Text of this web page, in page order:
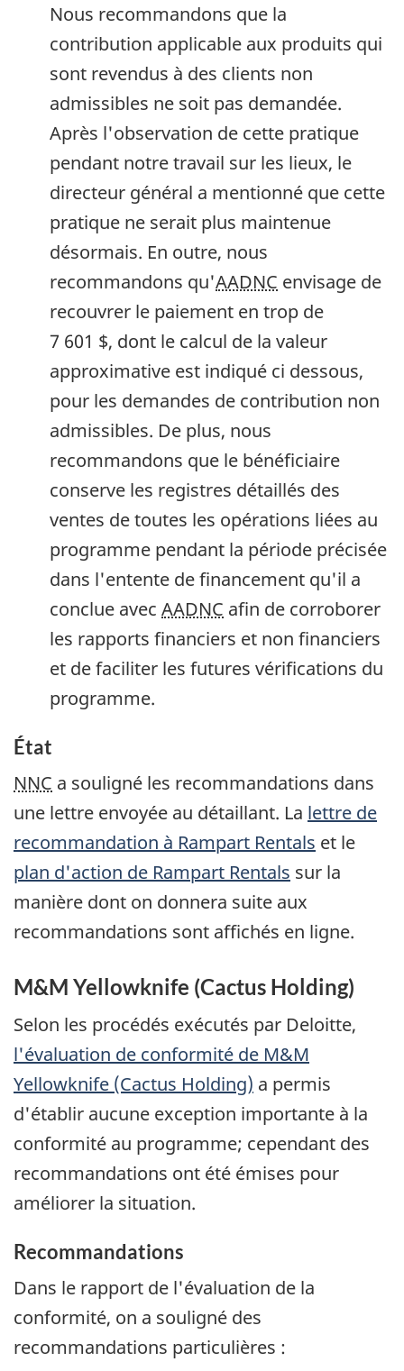
Nous recommandons que la
contribution applicable aux produits qui
sont revendus à des clients non
admissibles ne soit pas demandée.
Après l'observation de cette pratique
pendant notre travail sur les lieux, le
directeur général a mentionné que cette
pratique ne serait plus maintenue
désormais. En outre, nous
recommandons qu'AADNC envisage de
recouvrer le paiement en trop de
7 601 $, dont le calcul de la valeur
approximative est indiqué ci dessous,
pour les demandes de contribution non
admissibles. De plus, nous
recommandons que le bénéficiaire
conserve les registres détaillés des
ventes de toutes les opérations liées au
programme pendant la période précisée
dans l'entente de financement qu'il a
conclue avec AADNC afin de corroborer
les rapports financiers et non financiers
et de faciliter les futures vérifications du
programme.
État
NNC a souligné les recommandations dans
une lettre envoyée au détaillant. La lettre de
recommandation à Rampart Rentals et le
plan d'action de Rampart Rentals sur la
manière dont on donnera suite aux
recommandations sont affichés en ligne.
M&M Yellowknife (Cactus Holding)
Selon les procédés exécutés par Deloitte,
l'évaluation de conformité de M&M
Yellowknife (Cactus Holding) a permis
d'établir aucune exception importante à la
conformité au programme; cependant des
recommandations ont été émises pour
améliorer la situation.
Recommandations
Dans le rapport de l'évaluation de la
conformité, on a souligné des
recommandations particulières :